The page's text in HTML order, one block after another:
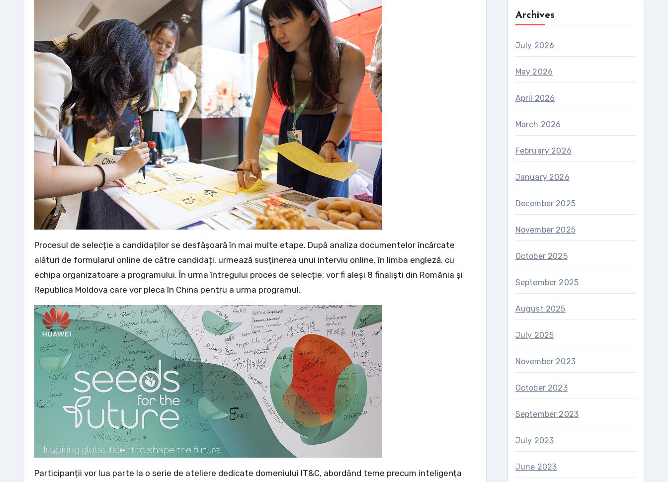
Procesul de selecție a candidaților se desfășoară în mai multe etape. După analiza documentelor încărcate
alături de formularul online de către candidați, urmează susținerea unui interviu online, în limba engleză, cu
echipa organizatoare a programului. În urma întregului proces de selecție, vor fi aleși 8 finaliști din România și
Republica Moldova care vor pleca în China pentru a urma programul.
Participanții vor lua parte la o serie de ateliere dedicate domeniului IT&C, abordând teme precum inteligența
Archives
July 2026
May 2026
April 2026
March 2026
February 2026
January 2026
December 2025
November 2025
October 2025
September 2025
August 2025
July 2025
November 2023
October 2023
September 2023
July 2023
June 2023